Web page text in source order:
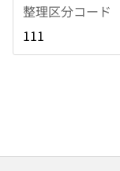
整理区分コード
111